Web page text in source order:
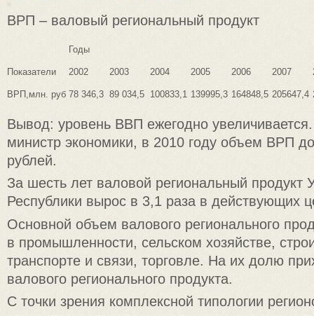
ВРП – валовый региональный продукт
Годы
Показатели 2002 2003 2004 2005 2006 2007
ВРП,млн. руб 78 346,3 89 034,5 100833,1 139995,3 164848,5 205647,4
Вывод: уровень ВВП ежегодно
министр экономики, в 2010 году объем ВРП
рублей.
За шесть лет валовой региональный продукт
Республики вырос в 3,1 раза в действующих
Основной объем валового регионального
в промышленности, сельском хозяйстве,
транспорте и связи, торговле. На их долю
валового регионального продукта.
С точки зрения комплексной типологии